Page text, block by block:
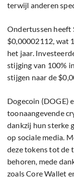
terwijl anderen
Ondertussen heeft
$0,00002112, wat
het jaar.
stijging van 100%
stijgen naar de
Dogecoin (DOGE)
toonaangevende
dankzij hun sterke
op sociale media.
deze tokens tot de
behoren, mede
zoals Core Wallet